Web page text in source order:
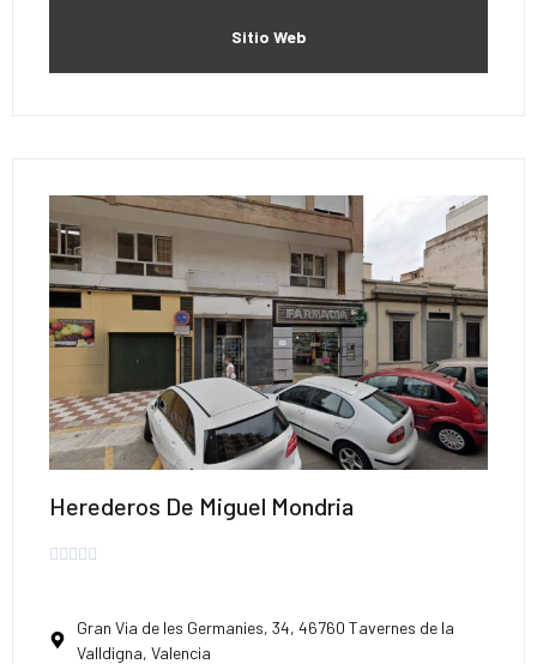
Sitio Web
Herederos De Miguel Mondria
    
Gran Via de les Germanies, 34, 46760 Tavernes de la
Valldigna, Valencia